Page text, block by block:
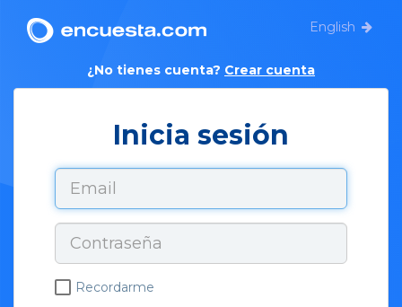
English
¿No tienes cuenta? Crear cuenta
Inicia sesión
Recordarme